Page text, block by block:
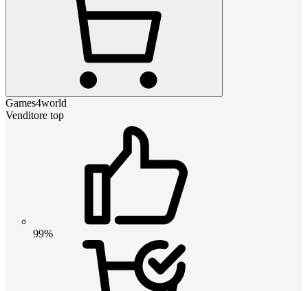
Games4world
Venditore top
99%